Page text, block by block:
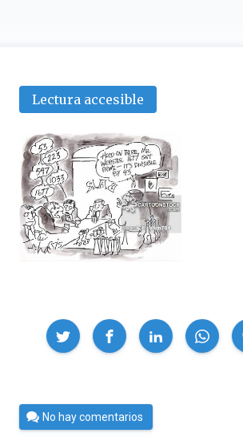
Lectura accesible
Compartir
Por
César
No hay comentarios